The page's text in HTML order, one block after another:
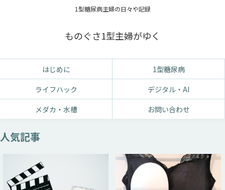
1型糖尿病主婦の日々や記録
ものぐさ1型主婦がゆく
はじめに
1型糖尿病
ライフハック
デジタル・AI
メダカ・水槽
お問い合わせ
人気記事